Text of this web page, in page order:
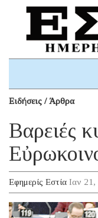
Ειδήσεις / Άρθρα
Βαρειές
Εφημερίς Εστία Ιαν 21,